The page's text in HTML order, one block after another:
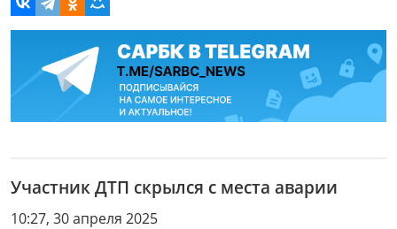
Участник ДТП скрылся с места аварии
10:27, 30 апреля 2025